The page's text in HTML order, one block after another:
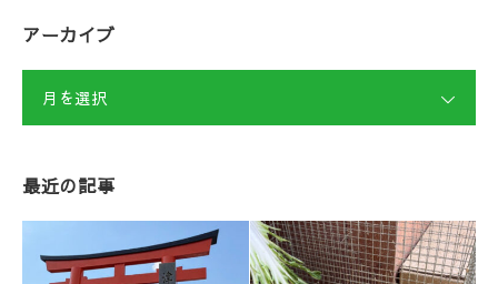
アーカイブ
月を選択
最近の記事